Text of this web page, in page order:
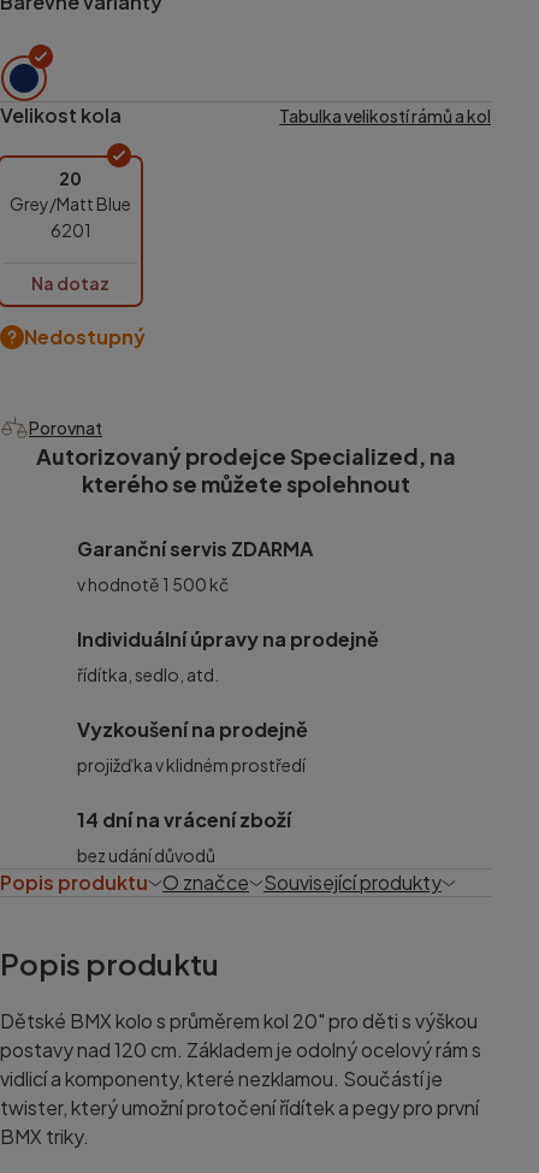
Velikost kola Tabulka velikostí rámů a kol
20
Grey/Matt Blue
6201
Na dotaz
Nedostupný
Porovnat
Autorizovaný prodejce Specialized, na
kterého se můžete spolehnout
Garanční servis ZDARMA
v hodnotě 1 500 kč
Individuální úpravy na prodejně
řídítka, sedlo, atd.
Vyzkoušení na prodejně
projižďka v klidném prostředí
14 dní na vrácení zboží
bez udání důvodů
Popis produktu O značce Související produkty
Popis produktu
Dětské BMX kolo s průměrem kol 20" pro děti s výškou
postavy nad 120 cm. Základem je odolný ocelový rám s
vidlicí a komponenty, které nezklamou. Součástí je
twister, který umožní protočení řídítek a pegy pro první
BMX triky.